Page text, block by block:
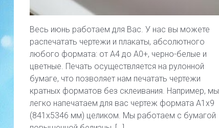
Весь июнь работаем для Вас. У нас вы можете
распечатать чертежи и плакаты, абсолютного
любого формата: от А4 до А0+, черно-белые и
цветные. Печать осуществляется на рулонной
бумаге, что позволяет нам печатать чертежи
кратных форматов без склеивания. Например, мы
легко напечатаем для вас чертеж формата А1х9
(841х5346 мм) целиком. Мы работаем с бумагой